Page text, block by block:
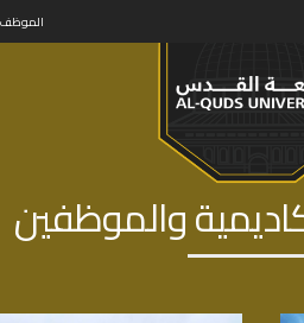
الموظف
والموظفين